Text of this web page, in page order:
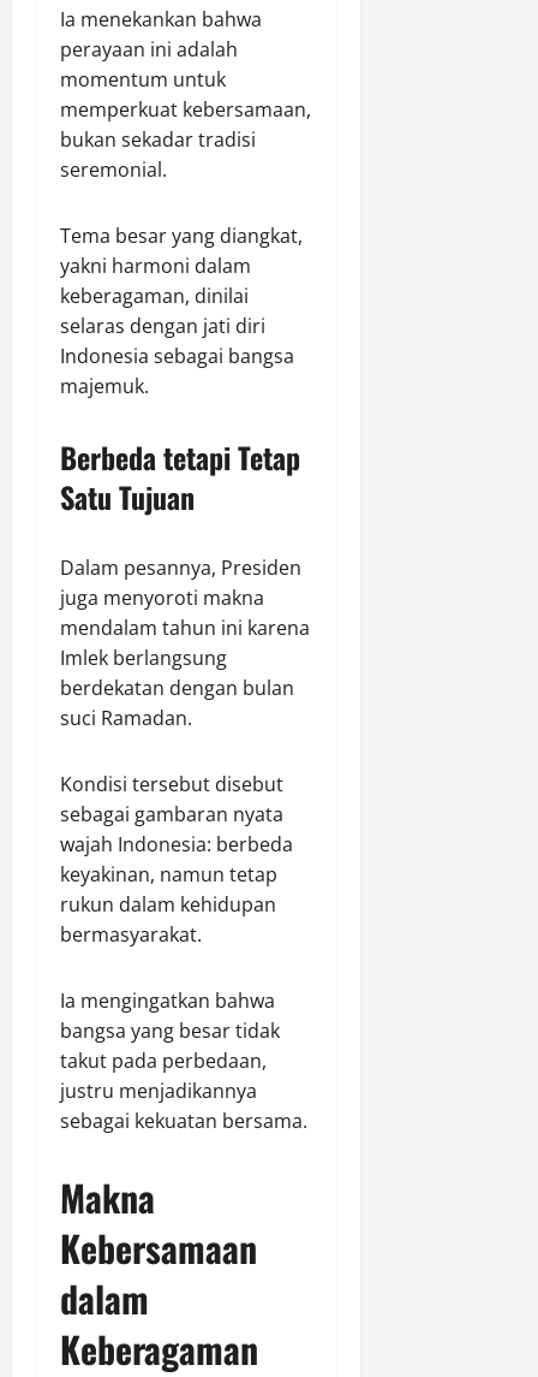
Ia menekankan bahwa
perayaan ini adalah
momentum untuk
memperkuat kebersamaan,
bukan sekadar tradisi
seremonial.
Tema besar yang diangkat,
yakni harmoni dalam
keberagaman, dinilai
selaras dengan jati diri
Indonesia sebagai bangsa
majemuk.
Berbeda tetapi Tetap
Satu Tujuan
Dalam pesannya, Presiden
juga menyoroti makna
mendalam tahun ini karena
Imlek berlangsung
berdekatan dengan bulan
suci Ramadan.
Kondisi tersebut disebut
sebagai gambaran nyata
wajah Indonesia: berbeda
keyakinan, namun tetap
rukun dalam kehidupan
bermasyarakat.
Ia mengingatkan bahwa
bangsa yang besar tidak
takut pada perbedaan,
justru menjadikannya
sebagai kekuatan bersama.
Makna
Kebersamaan
dalam
Keberagaman